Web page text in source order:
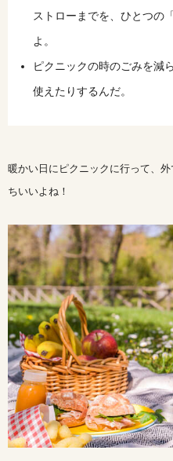
ストローまでを、ひとつの
よ。
ピクニックの時のごみを減
使えたりするんだ。
暖かい日にピクニックに行って、
ちいいよね！